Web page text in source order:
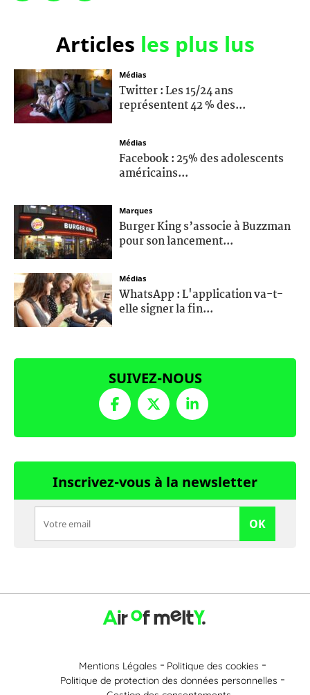
Articles les plus lus
Médias
Twitter : Les 15/24 ans
représentent 42 % des...
Médias
Facebook : 25% des adolescents
américains...
Marques
Burger King s’associe à Buzzman
pour son lancement...
Médias
WhatsApp : L'application va-t-
elle signer la fin...
SUIVEZ-NOUS
Inscrivez-vous à la newsletter
OK
Mentions Légales
Politique des cookies
Politique de protection des données personnelles